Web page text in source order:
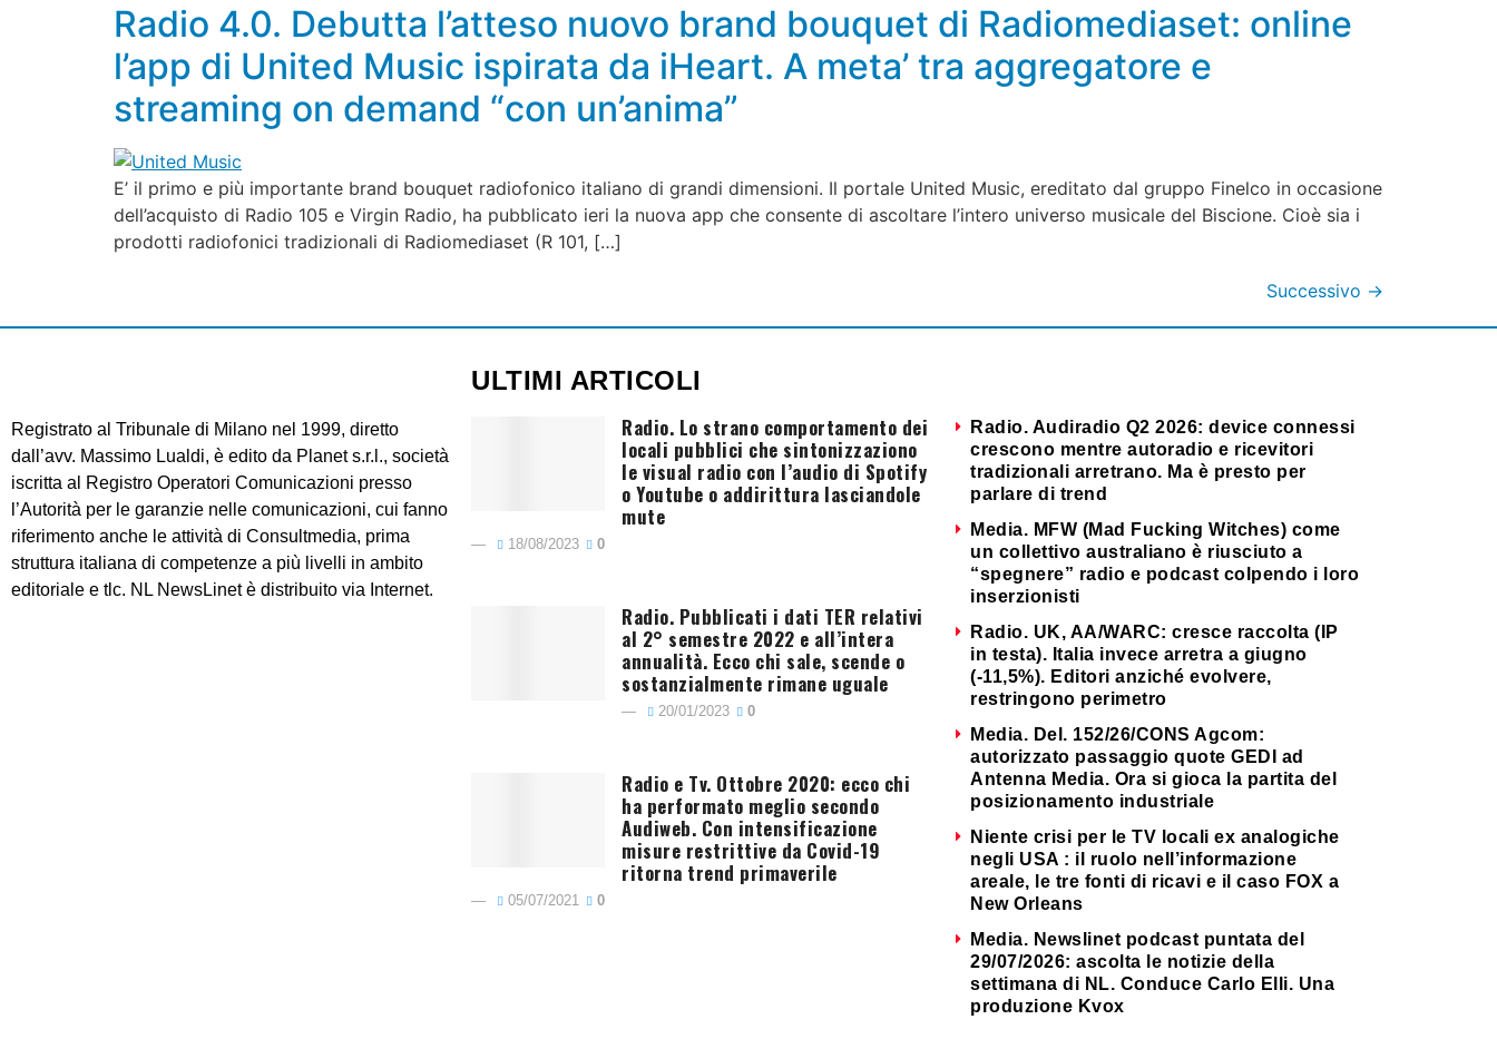
Radio 4.0. Debutta l’atteso nuovo brand bouquet di Radiomediaset: online
l’app di United Music ispirata da iHeart. A meta’ tra aggregatore e
streaming on demand “con un’anima”
E’ il primo e più importante brand bouquet radiofonico italiano di grandi dimensioni. Il portale United Music, ereditato dal gruppo Finelco in occasione
dell’acquisto di Radio 105 e Virgin Radio, ha pubblicato ieri la nuova app che consente di ascoltare l’intero universo musicale del Biscione. Cioè sia i
prodotti radiofonici tradizionali di Radiomediaset (R 101, […]
Successivo →
Registrato al Tribunale di Milano nel 1999, diretto
dall’avv. Massimo Lualdi, è edito da Planet s.r.l., società
iscritta al Registro Operatori Comunicazioni presso
l’Autorità per le garanzie nelle comunicazioni, cui fanno
riferimento anche le attività di Consultmedia, prima
struttura italiana di competenze a più livelli in ambito
editoriale e tlc. NL NewsLinet è distribuito via Internet.
ULTIMI ARTICOLI
Radio. Lo strano comportamento dei
locali pubblici che sintonizzaziono
le visual radio con l’audio di Spotify
o Youtube o addirittura lasciandole
mute
18/08/2023 0
Radio. Pubblicati i dati TER relativi
al 2° semestre 2022 e all’intera
annualità. Ecco chi sale, scende o
sostanzialmente rimane uguale
20/01/2023 0
Radio e Tv. Ottobre 2020: ecco chi
ha performato meglio secondo
Audiweb. Con intensificazione
misure restrittive da Covid-19
ritorna trend primaverile
05/07/2021 0
Radio. Audiradio Q2 2026: device connessi
crescono mentre autoradio e ricevitori
tradizionali arretrano. Ma è presto per
parlare di trend
Media. MFW (Mad Fucking Witches) come
un collettivo australiano è riusciuto a
“spegnere” radio e podcast colpendo i loro
inserzionisti
Radio. UK, AA/WARC: cresce raccolta (IP
in testa). Italia invece arretra a giugno
(-11,5%). Editori anziché evolvere,
restringono perimetro
Media. Del. 152/26/CONS Agcom:
autorizzato passaggio quote GEDI ad
Antenna Media. Ora si gioca la partita del
posizionamento industriale
Niente crisi per le TV locali ex analogiche
negli USA : il ruolo nell’informazione
areale, le tre fonti di ricavi e il caso FOX a
New Orleans
Media. Newslinet podcast puntata del
29/07/2026: ascolta le notizie della
settimana di NL. Conduce Carlo Elli. Una
produzione Kvox